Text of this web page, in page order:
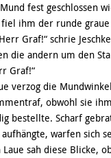
fest geschlossen
fiel ihm der runde
Graf!“ schrie
die andern um den
Graf!“
verzog die
obwohl sie
bestellte. Scharf
warfen sich
sah diese Blicke,